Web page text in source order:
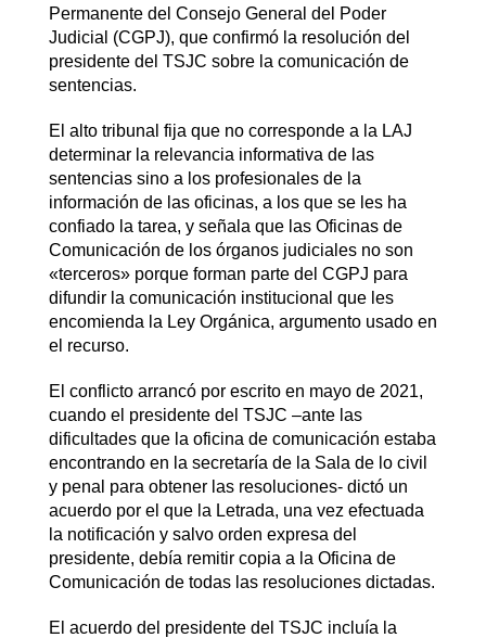
Permanente del Consejo General del Poder
Judicial (CGPJ), que confirmó la resolución del
presidente del TSJC sobre la comunicación de
sentencias.
El alto tribunal fija que no corresponde a la LAJ
determinar la relevancia informativa de las
sentencias sino a los profesionales de la
información de las oficinas, a los que se les ha
confiado la tarea, y señala que las Oficinas de
Comunicación de los órganos judiciales no son
«terceros» porque forman parte del CGPJ para
difundir la comunicación institucional que les
encomienda la Ley Orgánica, argumento usado en
el recurso.
El conflicto arrancó por escrito en mayo de 2021,
cuando el presidente del TSJC –ante las
dificultades que la oficina de comunicación estaba
encontrando en la secretaría de la Sala de lo civil
y penal para obtener las resoluciones- dictó un
acuerdo por el que la Letrada, una vez efectuada
la notificación y salvo orden expresa del
presidente, debía remitir copia a la Oficina de
Comunicación de todas las resoluciones dictadas.
El acuerdo del presidente del TSJC incluía la